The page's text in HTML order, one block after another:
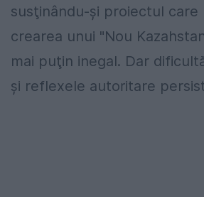
susţinându-şi proiectul care
crearea unui "Nou
mai puţin inegal. Dar
şi reflexele autoritare